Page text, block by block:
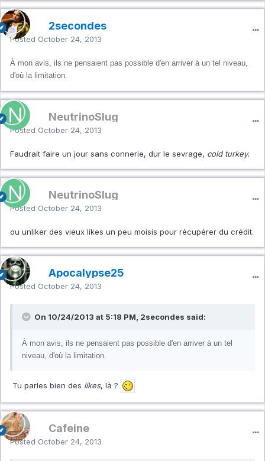
2secondes
Posted October 24, 2013
À mon avis, ils ne pensaient pas possible d'en arriver à un tel niveau,
d'où la limitation.
NeutrinoSlug
Posted October 24, 2013
Faudrait faire un jour sans connerie, dur le sevrage, cold turkey.
NeutrinoSlug
Posted October 24, 2013
ou unliker des vieux likes un peu moisis pour récupérer du crédit.
Apocalypse25
Posted October 24, 2013
On 10/24/2013 at 5:18 PM, 2secondes said:
À mon avis, ils ne pensaient pas possible d'en arriver à un tel
niveau, d'où la limitation.
Tu parles bien des likes, là ?
Cafeine
Posted October 24, 2013